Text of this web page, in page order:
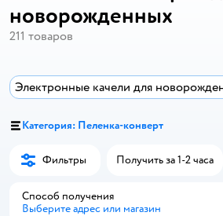
новорожденных
211 товаров
Электронные качели для
Категория: Пеленка-конверт
Фильтры Получить за 1-2 часа
Способ получения
Выберите адрес или магазин